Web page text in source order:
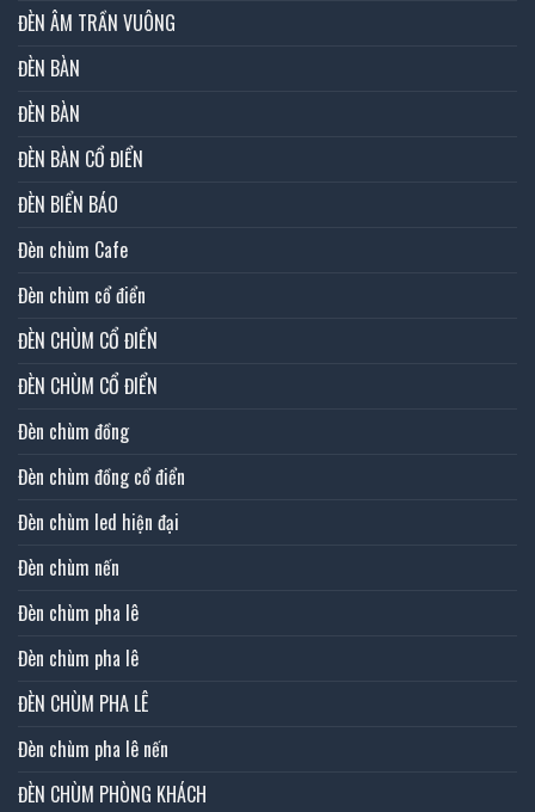
ĐÈN ÂM TRẦN VUÔNG
ĐÈN BÀN
ĐÈN BÀN
ĐÈN BÀN CỔ ĐIỂN
ĐÈN BIỂN BÁO
Đèn chùm Cafe
Đèn chùm cổ điển
ĐÈN CHÙM CỔ ĐIỂN
ĐÈN CHÙM CỔ ĐIỂN
Đèn chùm đồng
Đèn chùm đồng cổ điển
Đèn chùm led hiện đại
Đèn chùm nến
Đèn chùm pha lê
Đèn chùm pha lê
ĐÈN CHÙM PHA LÊ
Đèn chùm pha lê nến
ĐÈN CHÙM PHÒNG KHÁCH